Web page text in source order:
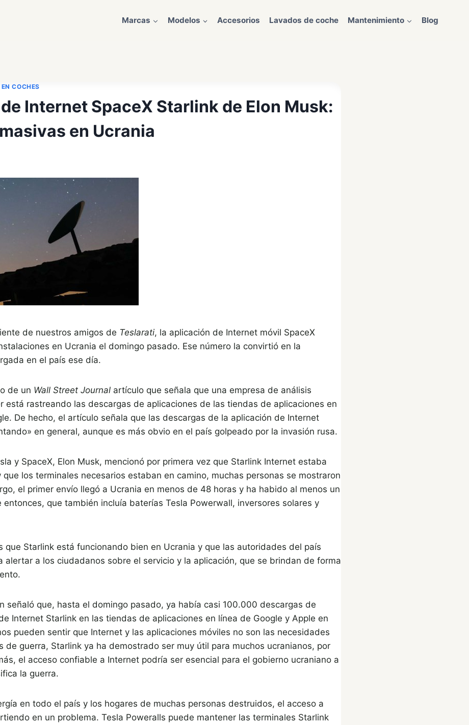
Marcas Modelos Accesorios Lavados de coche Mantenimiento Blog
COCHES
Internet SpaceX Starlink de Elon Musk:
en Ucrania
de nuestros amigos de Teslarati, la aplicación de Internet móvil SpaceX
en Ucrania el domingo pasado. Ese número la convirtió en la
en el país ese día.
de un Wall Street Journal artículo que señala que una empresa de análisis
está rastreando las descargas de aplicaciones de las tiendas de aplicaciones en
De hecho, el artículo señala que las descargas de la aplicación de Internet
en general, aunque es más obvio en el país golpeado por la invasión rusa.
y SpaceX, Elon Musk, mencionó por primera vez que Starlink Internet estaba
los terminales necesarios estaban en camino, muchas personas se mostraron
el primer envío llegó a Ucrania en menos de 48 horas y ha habido al menos un
entonces, que también incluía baterías Tesla Powerwall, inversores solares y
que Starlink está funcionando bien en Ucrania y que las autoridades del país
alertar a los ciudadanos sobre el servicio y la aplicación, que se brindan de forma
señaló que, hasta el domingo pasado, ya había casi 100.000 descargas de
Internet Starlink en las tiendas de aplicaciones en línea de Google y Apple en
pueden sentir que Internet y las aplicaciones móviles no son las necesidades
de guerra, Starlink ya ha demostrado ser muy útil para muchos ucranianos, por
el acceso confiable a Internet podría ser esencial para el gobierno ucraniano a
la guerra.
en todo el país y los hogares de muchas personas destruidos, el acceso a
en un problema. Tesla Poweralls puede mantener las terminales Starlink